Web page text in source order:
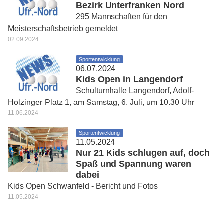
Bezirk Unterfranken Nord
295 Mannschaften für den
Meisterschaftsbetrieb gemeldet
02.09.2024
Sportentwicklung
06.07.2024
Kids Open in Langendorf
Schulturnhalle Langendorf, Adolf-
Holzinger-Platz 1, am Samstag, 6. Juli, um 10.30 Uhr
11.06.2024
Sportentwicklung
11.05.2024
Nur 21 Kids schlugen auf, doch
Spaß und Spannung waren
dabei
Kids Open Schwanfeld - Bericht und Fotos
11.05.2024